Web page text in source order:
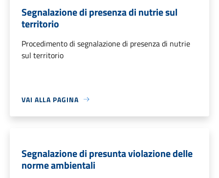
Segnalazione di presenza di nutrie sul
territorio
Procedimento di segnalazione di presenza di nutrie
sul territorio
VAI ALLA PAGINA
Segnalazione di presunta violazione delle
norme ambientali